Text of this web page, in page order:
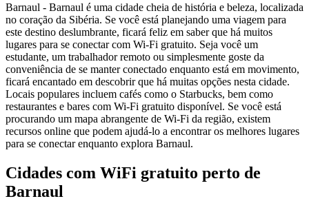
Barnaul - Barnaul é uma cidade cheia de história e beleza, localizada
no coração da Sibéria. Se você está planejando uma viagem para
este destino deslumbrante, ficará feliz em saber que há muitos
lugares para se conectar com Wi-Fi gratuito. Seja você um
estudante, um trabalhador remoto ou simplesmente goste da
conveniência de se manter conectado enquanto está em movimento,
ficará encantado em descobrir que há muitas opções nesta cidade.
Locais populares incluem cafés como o Starbucks, bem como
restaurantes e bares com Wi-Fi gratuito disponível. Se você está
procurando um mapa abrangente de Wi-Fi da região, existem
recursos online que podem ajudá-lo a encontrar os melhores lugares
para se conectar enquanto explora Barnaul.
Cidades com WiFi gratuito perto de
Barnaul